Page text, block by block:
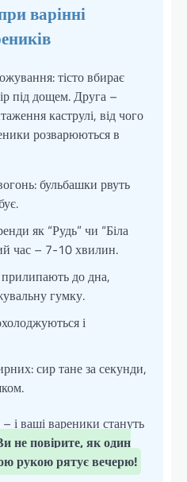
варінні
тісто вбирає
під дощем. Друга –
каструлі, від чого
розварюються в
бульбашки рвуть
як “Рудь” чи “Біла
час – 7-10 хвилин.
до дна,
гумку.
і
сир тане за секунди,
і ваші вареники стануть
не повірите, як один
рукою рятує вечерю!